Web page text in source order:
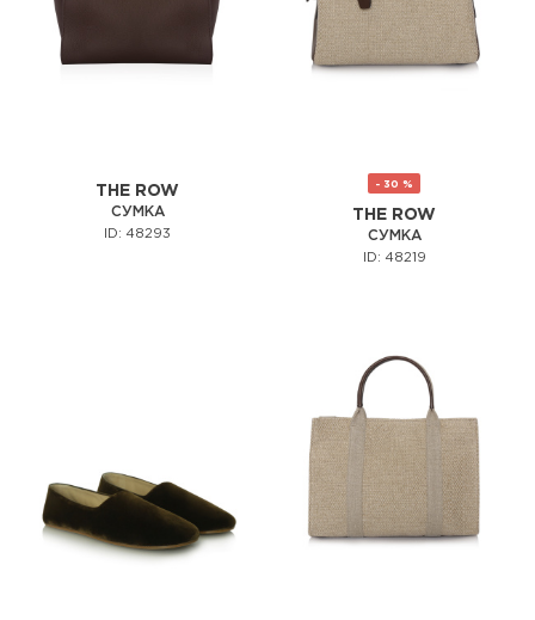
THE ROW
СУМКА
ID: 48293
- 30 %
THE ROW
СУМКА
ID: 48219